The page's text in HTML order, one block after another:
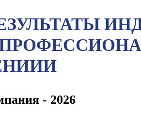
- 2026